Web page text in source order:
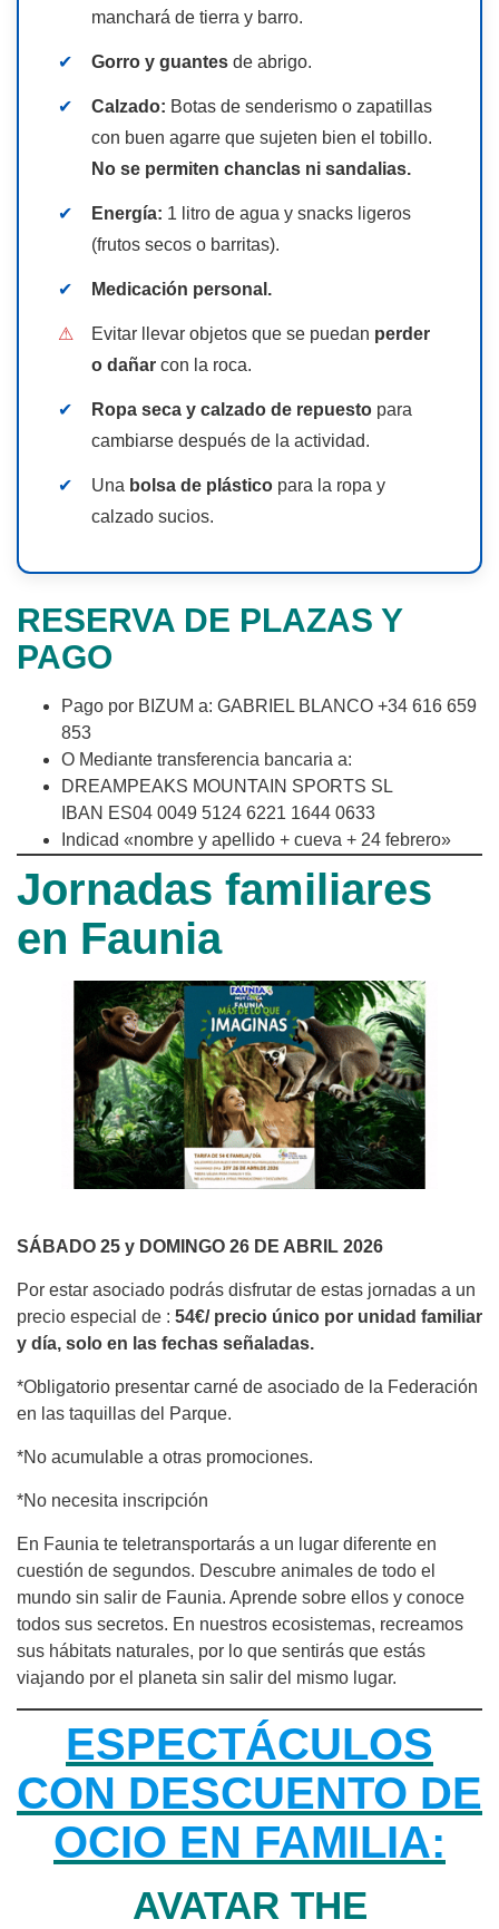
manchará de tierra y barro.
✔ Gorro y guantes de abrigo.
✔ Calzado: Botas de senderismo o zapatillas
con buen agarre que sujeten bien el tobillo.
No se permiten chanclas ni sandalias.
✔ Energía: 1 litro de agua y snacks ligeros
(frutos secos o barritas).
✔ Medicación personal.
⚠ Evitar llevar objetos que se puedan perder
o dañar con la roca.
✔ Ropa seca y calzado de repuesto para
cambiarse después de la actividad.
✔ Una bolsa de plástico para la ropa y
calzado sucios.
RESERVA DE PLAZAS Y
PAGO
Pago por BIZUM a: GABRIEL BLANCO +34 616 659
853
O Mediante transferencia bancaria a:
DREAMPEAKS MOUNTAIN SPORTS SL
IBAN ES04 0049 5124 6221 1644 0633
Indicad «nombre y apellido + cueva + 24 febrero»
Jornadas familiares
en Faunia
SÁBADO 25 y DOMINGO 26 DE ABRIL 2026
Por estar asociado podrás disfrutar de estas jornadas a un
precio especial de : 54€/ precio único por unidad familiar
y día, solo en las fechas señaladas.
*Obligatorio presentar carné de asociado de la Federación
en las taquillas del Parque.
*No acumulable a otras promociones.
*No necesita inscripción
En Faunia te teletransportarás a un lugar diferente en
cuestión de segundos. Descubre animales de todo el
mundo sin salir de Faunia. Aprende sobre ellos y conoce
todos sus secretos. En nuestros ecosistemas, recreamos
sus hábitats naturales, por lo que sentirás que estás
viajando por el planeta sin salir del mismo lugar.
ESPECTÁCULOS
CON DESCUENTO DE
OCIO EN FAMILIA:
AVATAR THE